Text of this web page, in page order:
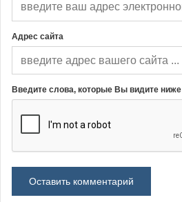
Адрес сайта
Введите слова, которые Вы видите ниже